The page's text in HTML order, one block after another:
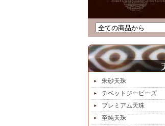
朱砂天珠
チベットジービーズ
プレミアム天珠
至純天珠